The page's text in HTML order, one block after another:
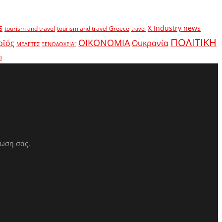
tourism and travel tourism and travel Greece travel X Industry news
ΜΕΛΕΤΕΣ ΞΕΝΟΔΟΧΕΙΑ" ΟΙΚΟΝΟΜΙΑ Ουκρανία ΠΟΛΙΤΙΚΗ
σας.